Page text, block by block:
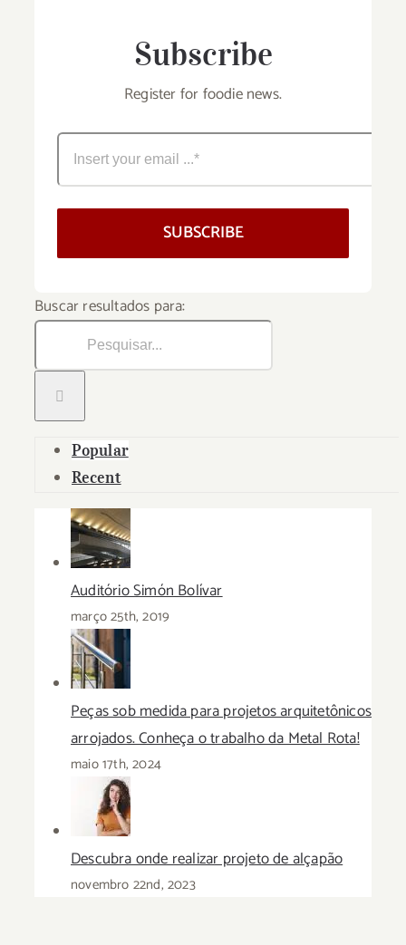
Subscribe
Register for foodie news.
SUBSCRIBE
Buscar resultados para:
Popular
Recent
Auditório Simón Bolívar
março 25th, 2019
Peças sob medida para projetos arquitetônicos
arrojados. Conheça o trabalho da Metal Rota!
maio 17th, 2024
Descubra onde realizar projeto de alçapão
novembro 22nd, 2023